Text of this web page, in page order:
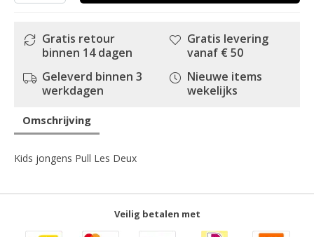
Gratis retour
binnen 14 dagen
Geleverd binnen 3
werkdagen
Gratis levering
vanaf € 50
Nieuwe items
wekelijks
Omschrijving
Kids jongens Pull Les Deux
Veilig betalen met